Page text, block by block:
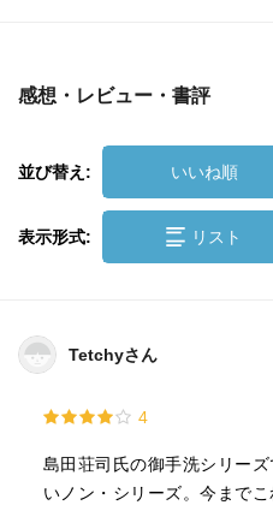
感想・レビュー・書評
並び替え: いいね順
表示形式: リスト
Tetchyさん
4
島田荘司氏の御手洗シリー
いノン・シリーズ。今まで